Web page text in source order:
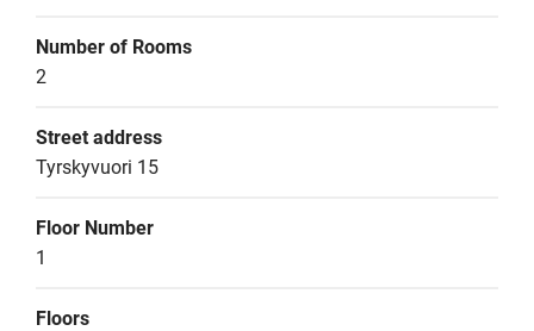
Number of Rooms
2
Street address
Tyrskyvuori 15
Floor Number
1
Floors